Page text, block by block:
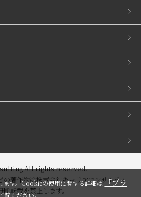
All rights reserved.
著作物は株式会社キャリアコンサルティ
転載を禁止します。
ます。Cookieの使用に関する詳細は「プラ
覧ください。